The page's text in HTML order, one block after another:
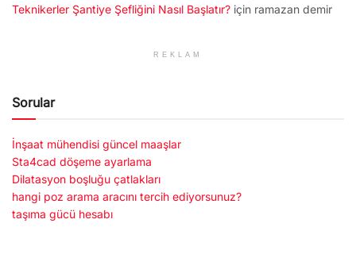
Teknikerler Şantiye Şefliğini Nasıl Başlatır? için ramazan demir
REKLAM
Sorular
İnşaat mühendisi güncel maaşlar
Sta4cad döşeme ayarlama
Dilatasyon boşluğu çatlakları
hangi poz arama aracını tercih ediyorsunuz?
taşıma gücü hesabı